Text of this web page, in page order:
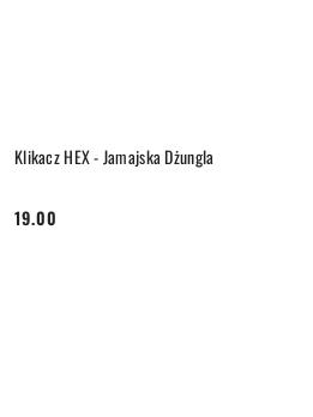
Klikacz HEX - Jamajska Dżungla
Cena:
19.00